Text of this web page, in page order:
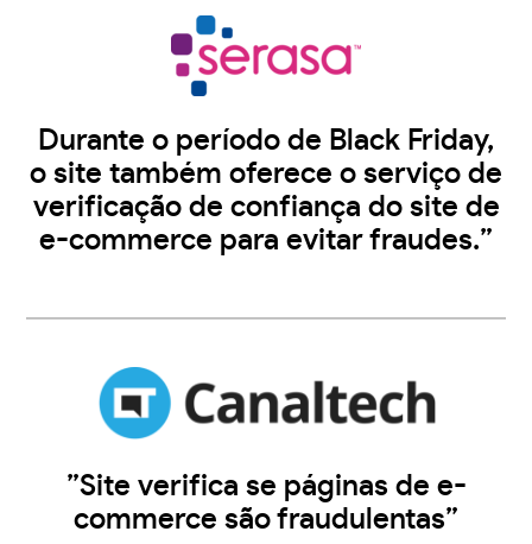
Durante o período de Black Friday,
o site também oferece o serviço de
verificação de confiança do site de
e-commerce para evitar fraudes.”
”Site verifica se páginas de e-
commerce são fraudulentas”